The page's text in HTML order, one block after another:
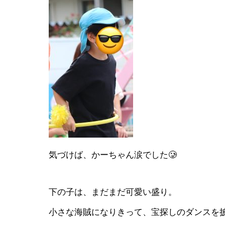
気づけば、かーちゃん涙でした🥲
下の子は、まだまだ可愛い盛り。
小さな海賊になりきって、宝探しのダンスを